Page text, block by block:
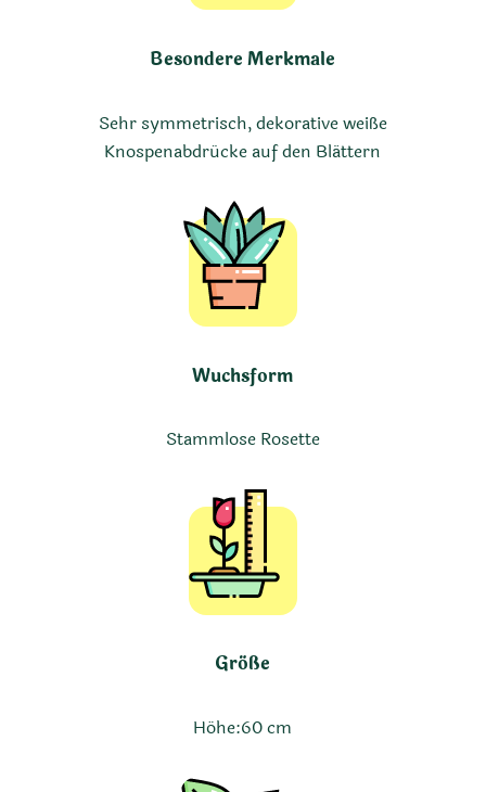
Besondere Merkmale
Sehr symmetrisch, dekorative weiße
Knospenabdrücke auf den Blättern
Wuchsform
Stammlose Rosette
Größe
Höhe:60 cm